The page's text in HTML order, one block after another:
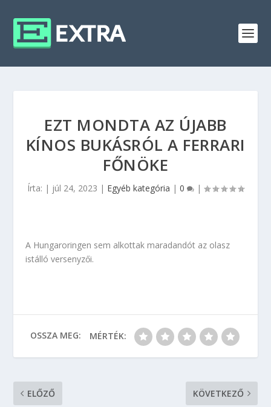
EZT MONDTA AZ ÚJABB
KÍNOS BUKÁSRÓL A FERRARI
FŐNÖKE
Írta: | júl 24, 2023 | Egyéb kategória | 0 |
A Hungaroringen sem alkottak maradandót az olasz
istálló versenyzői.
OSSZA MEG: MÉRTÉK:
ELŐZŐ KÖVETKEZŐ